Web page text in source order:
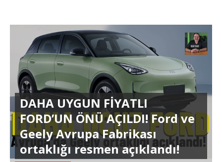
DAHA UYGUN FİYATLI
FORD’UN ÖNÜ AÇILDI! Ford ve
Geely Avrupa Fabrikası
ortaklığı resmen açıklandı!